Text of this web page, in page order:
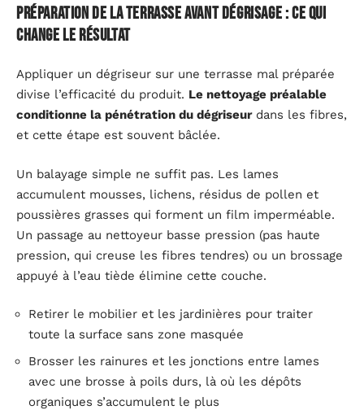
Préparation de la terrasse avant dégrisage : ce qui
change le résultat
Appliquer un dégriseur sur une terrasse mal préparée
divise l’efficacité du produit. Le nettoyage préalable
conditionne la pénétration du dégriseurdans les fibres,
et cette étape est souvent bâclée.
Un balayage simple ne suffit pas. Les lames
accumulent mousses, lichens, résidus de pollen et
poussières grasses qui forment un film imperméable.
Un passage au nettoyeur basse pression (pas haute
pression, qui creuse les fibres tendres) ou un brossage
appuyé à l’eau tiède élimine cette couche.
Retirer le mobilier et les jardinières pour traiter
toute la surface sans zone masquée
Brosser les rainures et les jonctions entre lames
avec une brosse à poils durs, là où les dépôts
organiques s’accumulent le plus